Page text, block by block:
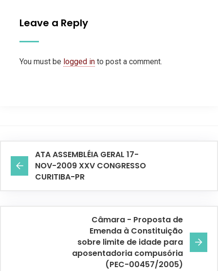
Leave a Reply
You must be logged in to post a comment.
ATA ASSEMBLÉIA GERAL 17-
NOV-2009 XXV CONGRESSO
CURITIBA-PR
Câmara - Proposta de
Emenda à Constituição
sobre limite de idade para
aposentadoria compusória
(PEC-00457/2005)